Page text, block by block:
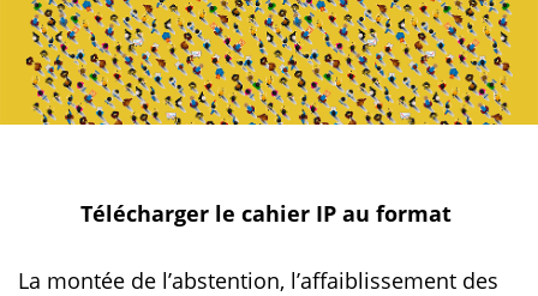
Télécharger le cahier IP au format
La montée de l’abstention, l’affaiblissement des